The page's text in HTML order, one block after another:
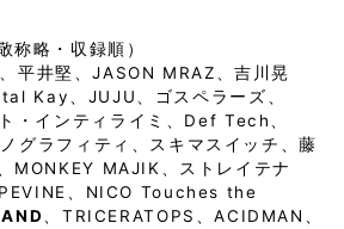
称略・収録順）
平井堅、JASON MRAZ、吉川晃
Kay、JUJU、ゴスペラーズ、
・インティライミ、 Def Tech、
グラフィティ、スキマスイッチ、藤
MONKEY MAJIK、ストレイテナ
、 NICO Touches the
、TRICERATOPS、ACIDMAN、